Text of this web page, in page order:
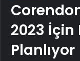
2023 İçin
Planlıyor